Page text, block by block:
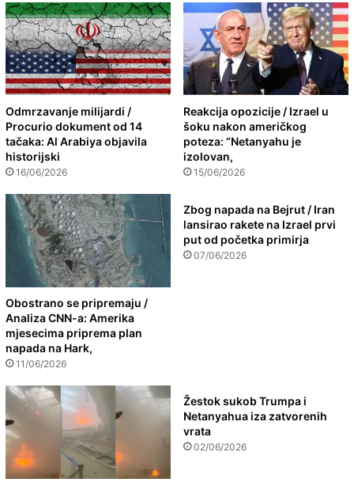
Odmrzavanje milijardi /
Procurio dokument od 14
tačaka: Al Arabiya objavila
historijski
16/06/2026
Reakcija opozicije / Izrael u
šoku nakon američkog
poteza: “Netanyahu je
izolovan,
15/06/2026
Obostrano se pripremaju /
Analiza CNN-a: Amerika
mjesecima priprema plan
napada na Hark,
11/06/2026
Zbog napada na Bejrut / Iran
lansirao rakete na Izrael prvi
put od početka primirja
07/06/2026
Žestok sukob Trumpa i
Netanyahua iza zatvorenih
vrata
02/06/2026